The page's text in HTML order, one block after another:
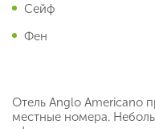
Сейф
Фен
Отель Anglo Americano
местные номера.